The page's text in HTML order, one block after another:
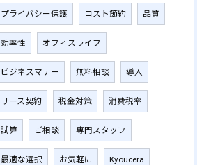
プライバシー保護 コスト節約 品質
効率性 オフィスライフ
ビジネスマナー 無料相談 導入
リース契約 税金対策 消費税率
試算 ご相談 専門スタッフ
最適な選択 お気軽に Kyoucera